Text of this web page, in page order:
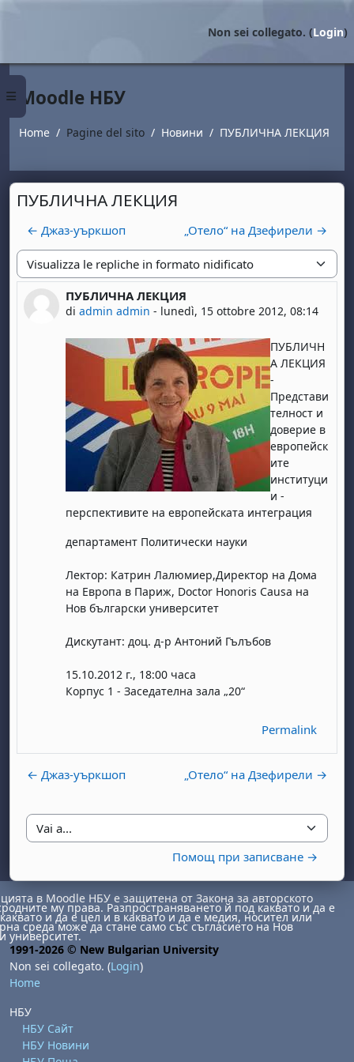
Pannello laterale
Non sei collegato. (Login)
Moodle НБУ
Home Pagine del sito Новини ПУБЛИЧНА ЛЕКЦИЯ
ПУБЛИЧНА ЛЕКЦИЯ
← Джаз-уъркшоп „Отело“ на Дзефирели →
Modalità visualizzazione
ПУБЛИЧНА ЛЕКЦИЯ
di admin admin - lunedì, 15 ottobre 2012, 08:14
Numero di risposte: 0
ПУБЛИЧН
А ЛЕКЦИЯ
-
Представи
телност и
доверие в
европейск
ите
институци
и -
перспективите на европейската интеграция
департамент Политически науки
Лектор: Катрин Лалюмиер,Директор на Дома
на Европа в Париж, Doctor Honoris Causa на
Нов български университет
Дискутант: доц. д-р Антоний Гълъбов
15.10.2012 г., 18:00 часа
Корпус 1 - Заседателна зала „20“
Permalink
← Джаз-уъркшоп „Отело“ на Дзефирели →
Vai a...
Помощ при записване →
14 agosto
15 agosto
domenica 16 agosto
21 agosto
22 agosto
domenica 23 agosto
28 agosto
29 agosto
domenica 30 agosto
в Moodle НБУ е защитена от Закона за авторското
му права. Разпространяването й под каквато и да е
и да е цел и в каквато и да е медия, носител или
среда може да стане само със съгласието на Нов
университет.
1991-2026 © New Bulgarian University
Non sei collegato. (Login)
Home
НБУ
НБУ Сайт
НБУ Новини